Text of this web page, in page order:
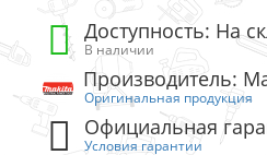
Доступность: На
В наличии
Производитель:
Оригинальная продукция
Официальная
Условия гарантии